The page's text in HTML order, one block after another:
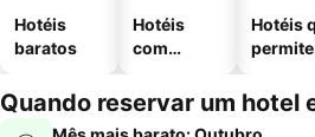
Hotéis
baratos
Hotéis
com
Hotéis
Quando reservar um hotel